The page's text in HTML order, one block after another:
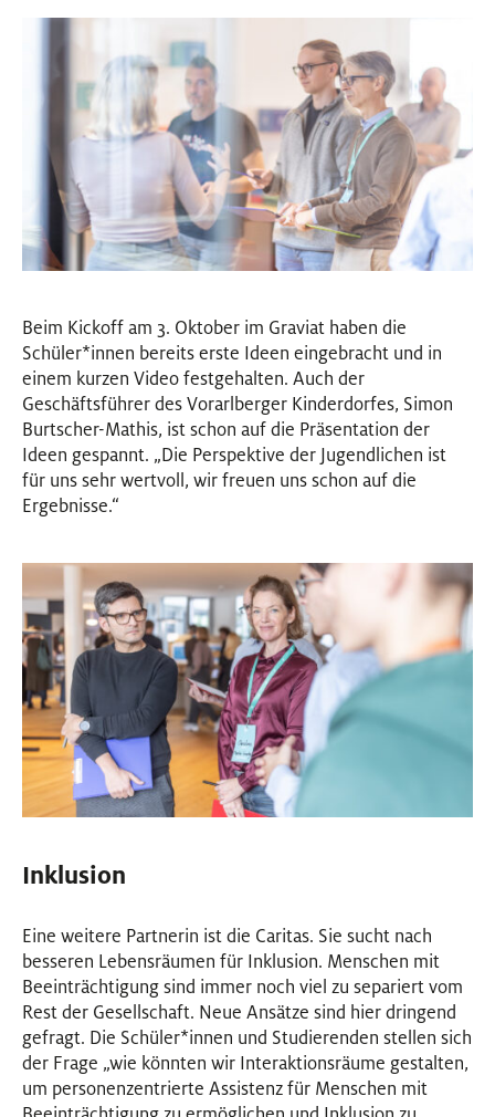
Beim Kickoff am 3. Oktober im Graviat haben die
Schüler*innen Innen
bereits erste Ideen eingebracht und in
einem kurzen Video festgehalten. Auch der
Geschäftsführer des Vorarlberger Kinderdorfes, Simon
Burtscher-Mathis, ist schon auf die Präsentation der
Ideen gespannt. „Die Perspektive der Jugendlichen ist
für uns sehr wertvoll, wir freuen uns schon auf die
Ergebnisse.“
Inklusion
Eine weitere Partnerin ist die Caritas. Sie sucht nach
besseren Lebensräumen für Inklusion. Menschen mit
Beeinträchtigung sind immer noch viel zu separiert vom
Rest der Gesellschaft. Neue Ansätze sind hier dringend
gefragt. Die Schüler*innen Innen
und Studierenden stellen sich
der Frage „wie könnten wir Interaktionsräume gestalten,
um personenzentrierte Assistenz für Menschen mit